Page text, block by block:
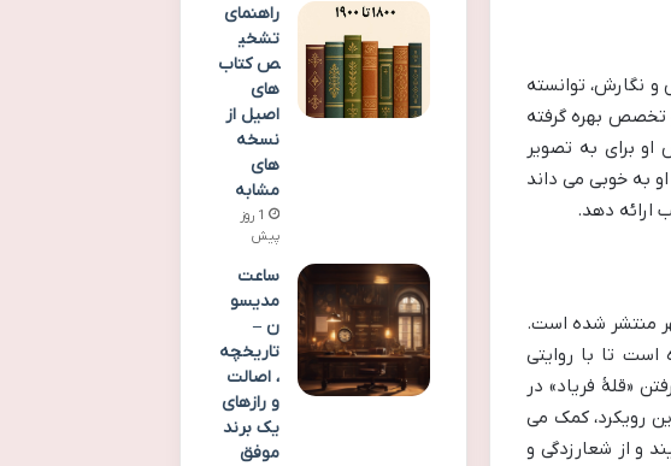
نگارش، توانسته
تخصص بهره گرفته
برای به تصویر
به خوبی می داند
ارائه دهد.
منتشر شده است.
تا با روایتی
«قلۀ فریاد» در
رویکرد، کمک می
و از شعارزدگی و
راهنمای
تشخی
ص کتاب
های
اصیل از
نسخه
های
مشابه
1 روز
پیش
ساعت
مدیسو
ن –
تاریخچه
، اصالت
و رازهای
یک برند
موفق